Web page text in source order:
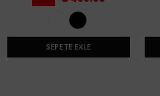
SEPETE EKLE